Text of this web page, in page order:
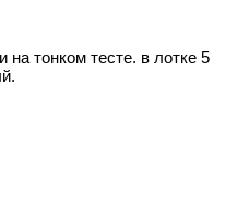
на тонком тесте. в лотке 5